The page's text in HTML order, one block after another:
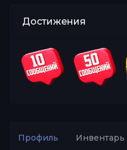
Достижения
Профиль Инвентарь